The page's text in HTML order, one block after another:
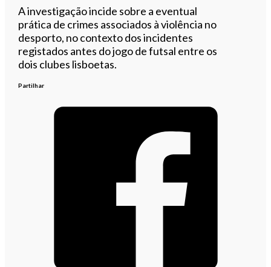
A investigação incide sobre a eventual
prática de crimes associados à violência no
desporto, no contexto dos incidentes
registados antes do jogo de futsal entre os
dois clubes lisboetas.
Partilhar